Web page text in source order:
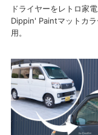
ドライヤーをレトロ家
Dippin' Paintマットカ
用。